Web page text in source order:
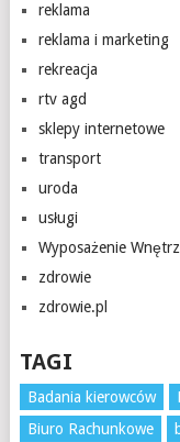
reklama
reklama i marketing
rekreacja
rtv agd
sklepy internetowe
transport
uroda
usługi
Wyposażenie Wnętrz
zdrowie
zdrowie.pl
TAGI
Badania kierowców
Biuro Rachunkowe